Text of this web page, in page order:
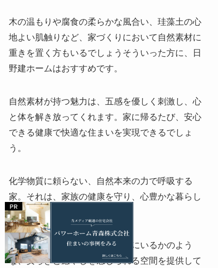
木の温もりや腐食の柔らかな風合い、珪藻土の心
地よい肌触りなど、家づくりにおいて自然素材に
重きを置く方もいるでしょうそういった方に、日
野建ホームはおすすめです。
自然素材が持つ魅力は、五感を優しく刺激し、心
と体を解き放ってくれます。家に帰るたび、安心
できる健康で快適な住まいを実現できるでしょ
う。
化学物質に頼らない、自然本来の力で呼吸する
家。それは、家族の健康を守り、心豊かな暮らし
を育む場所となるはずです。
日野建ホームは、まるで森の中にいるかのよう
な、安らぎと癒やしを感じられる空間を提供して